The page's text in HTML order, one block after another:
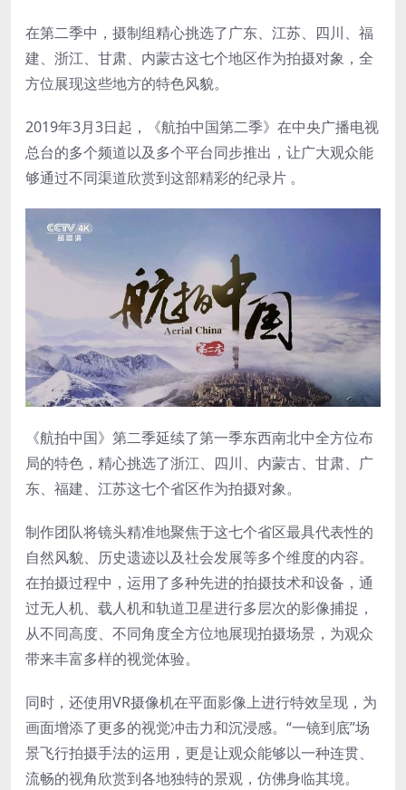
在第二季中，摄制组精心挑选了广东、江苏、四川、福
建、浙江、甘肃、内蒙古这七个地区作为拍摄对象，全
方位展现这些地方的特色风貌。
2019年3月3日起，《航拍中国第二季》在中央广播电视
总台的多个频道以及多个平台同步推出，让广大观众能
够通过不同渠道欣赏到这部精彩的纪录片 。
《航拍中国》第二季延续了第一季东西南北中全方位布
局的特色，精心挑选了浙江、四川、内蒙古、甘肃、广
东、福建、江苏这七个省区作为拍摄对象。
制作团队将镜头精准地聚焦于这七个省区最具代表性的
自然风貌、历史遗迹以及社会发展等多个维度的内容。
在拍摄过程中，运用了多种先进的拍摄技术和设备，通
过无人机、载人机和轨道卫星进行多层次的影像捕捉，
从不同高度、不同角度全方位地展现拍摄场景，为观众
带来丰富多样的视觉体验。
同时，还使用VR摄像机在平面影像上进行特效呈现，为
画面增添了更多的视觉冲击力和沉浸感。“一镜到底”场
景飞行拍摄手法的运用，更是让观众能够以一种连贯、
流畅的视角欣赏到各地独特的景观，仿佛身临其境。